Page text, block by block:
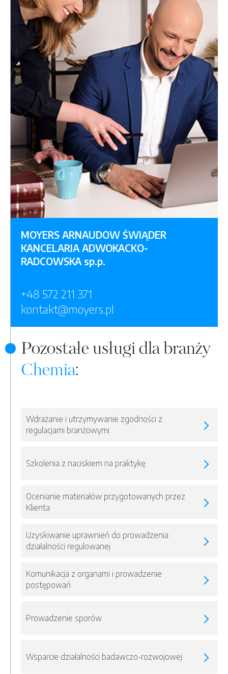
MOYERS ARNAUDOW ŚWIĄDER
KANCELARIA ADWOKACKO-
RADCOWSKA sp.p.
+48 572 211 371
kontakt@moyers.pl
Pozostałe usługi dla branży
Chemia:
Wdrażanie i utrzymywanie zgodności z
regulacjami branżowymi
Szkolenia z naciskiem na praktykę
Ocenianie materiałów przygotowanych przez
Klienta
Uzyskiwanie uprawnień do prowadzenia
działalności regulowanej
Komunikacja z organami i prowadzenie
postępowań
Prowadzenie sporów
Wsparcie działalności badawczo-rozwojowej